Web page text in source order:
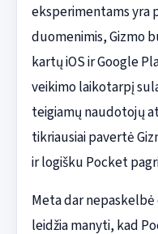
eksperimentams yra
duomenimis, Gizmo
kartų iOS ir Google
veikimo laikotarpį
teigiamų naudotojų
tikriausiai pavertė
ir logišku Pocket
Meta dar
leidžia manyti, kad